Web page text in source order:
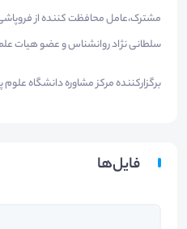
مشترک،عامل محافظت کننده از
سلطانی نژاد روانشناس و عضو هیات
برگزارکننده مرکز مشاوره دانشگاه علوم
فایل‌ها